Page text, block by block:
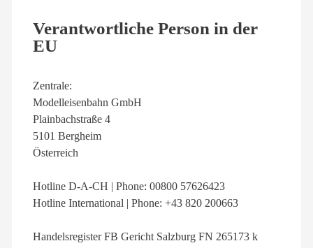
Verantwortliche Person in der
EU
Zentrale:
Modelleisenbahn GmbH
Plainbachstraße 4
5101 Bergheim
Österreich
Hotline D-A-CH | Phone: 00800 57626423
Hotline International | Phone: +43 820 200663
Handelsregister FB Gericht Salzburg FN 265173 k